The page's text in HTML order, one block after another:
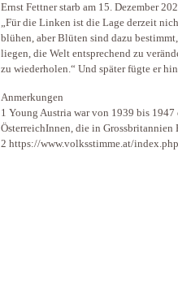
Ernst Fettner starb am 15. Dezember
„Für die Linken ist die Lage derzeit
blühen, aber Blüten sind dazu
liegen, die Welt entsprechend zu
zu wiederholen.“ Und später fügte er
Anmerkungen
1 Young Austria war von 1939 bis
ÖsterreichInnen, die in
2 https://www.volksstimme.at/